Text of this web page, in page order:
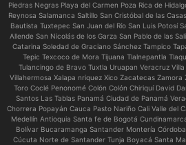
Piedras Negras Playa del Carmen Poza Rica de
Reynosa Salamanca Saltillo San Cristóbal de las
Bautista Tuxtepec San Juan del Río San Luis Potosí
Allende San Nicolás de los Garza San Pablo de las
Catarina Soledad de Graciano Sánchez Tampico
Tepic Texcoco de Mora Tijuana Tlalnepantla
Tulancingo de Bravo Tuxtla Uruapan Veracruz
Villahermosa Xalapa nriquez Xico Zacatecas
Toro Coclé Penonomé Colón Colón Chiriquí David
Santos Las Tablas Panamá Ciudad de Panamá
Chorrera Popayán Cauca Pasto Nariño Cali Valle del
Medellín Antioquia Santa fe de Bogotá
Bolívar Bucaramanga Santander Montería
Cúcuta Norte de Santander Tunja Boyacá Santa